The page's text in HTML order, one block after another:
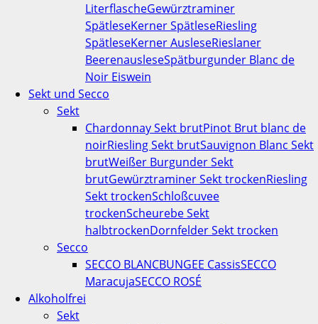
LiterflascheGewürztraminer
SpätleseKerner SpätleseRiesling
SpätleseKerner AusleseRieslaner
BeerenausleseSpätburgunder Blanc de
Noir Eiswein
Sekt und Secco
Sekt
Chardonnay Sekt brutPinot Brut blanc de
noirRiesling Sekt brutSauvignon Blanc Sekt
brutWeißer Burgunder Sekt
brutGewürztraminer Sekt trockenRiesling
Sekt trockenSchloßcuvee
trockenScheurebe Sekt
halbtrockenDornfelder Sekt trocken
Secco
SECCO BLANCBUNGEE CassisSECCO
MaracujaSECCO ROSÉ
Alkoholfrei
Sekt